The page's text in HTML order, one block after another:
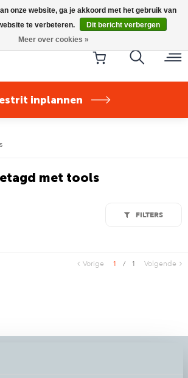
Silent Core nu direct uit voorraad
leverbaar!
inplannen
met tools
FILTERS
Vorige 1 / 1 Volgende
onze website, ga je akkoord met het gebruik van
te verbeteren.
Dit bericht verbergen
Meer over cookies »